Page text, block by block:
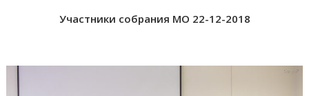
Участники собрания МО 22-12-2018